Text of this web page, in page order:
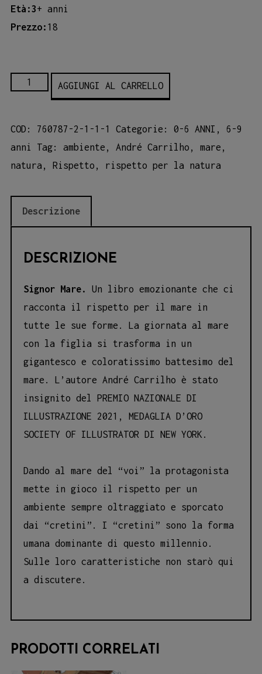
Età:3+ anni
Prezzo: 18
SIGNOR
AGGIUNGI AL CARRELLO
COD: 760787-2-1-1-1 Categorie: 0-6 ANNI , 6-9
anni
Tag: ambiente , André Carrilho , mare ,
natura , Rispetto , rispetto per la natura
Descrizione
DESCRIZIONE
Signor Mare. Un libro emozionante che ci
racconta il rispetto per il mare in
tutte le sue forme. La giornata al mare
con la figlia si trasforma in un
gigantesco e coloratissimo battesimo del
mare. L’autore André Carrilho è stato
insignito del PREMIO NAZIONALE DI
ILLUSTRAZIONE 2021, MEDAGLIA D’ORO
SOCIETY OF ILLUSTRATOR DI NEW YORK.
Dando al mare del “voi” la protagonista
mette in gioco il rispetto per un
ambiente sempre oltraggiato e sporcato
dai “cretini”. I “cretini” sono la forma
umana dominante di questo millennio.
Sulle loro caratteristiche non starò qui
a discutere.
PRODOTTI CORRELATI